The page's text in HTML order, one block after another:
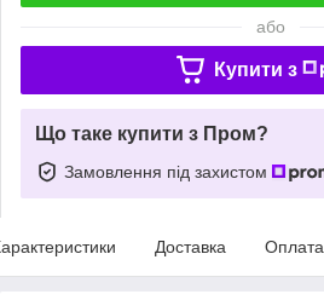
або
Купити з
Що таке купити з Пром?
Замовлення під захистом
Доставка Оплата